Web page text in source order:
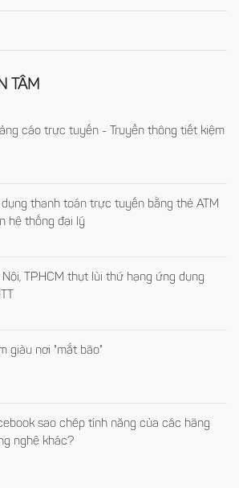
TÂM
cáo trực tuyến - Truyền thông tiết kiệm
dụng thanh toán trực tuyến bằng thẻ ATM
hệ thống đại lý
Nội, TP.HCM thụt lùi thứ hạng ứng dụng
giàu nơi "mắt bão"
sao chép tính năng của các hãng
nghệ khác?